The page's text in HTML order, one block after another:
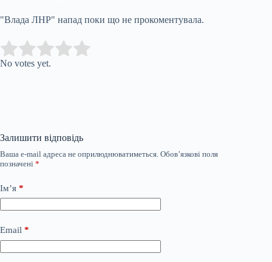
"Влада ЛНР" напад поки що не прокоментувала.
Rate this item:
No votes yet.
Залишити відповідь
Ваша e-mail адреса не оприлюднюватиметься. Обов’язкові поля
позначені *
Ім’я *
Email *